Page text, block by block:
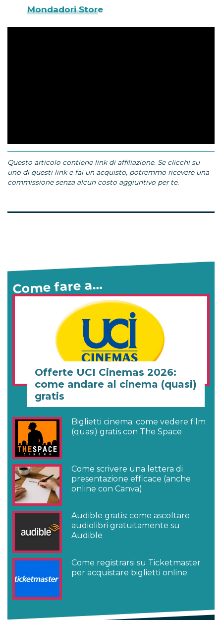
Mondadori Store
Questo articolo contiene link di affiliazione. Se clicchi su
uno di questi link e fai un acquisto, potremmo ricevere una
commissione senza alcun costo aggiuntivo per te.
Come fare a…
Offerte UCI Cinemas 2026:
come andare al cinema (quasi)
gratis
Biglietti cinema: come vedere film
(quasi) gratis con The Space
Come scrivere una lettera di
presentazione efficace (anche
online con Canva)
Audible gratis: come ascoltare
audiolibri gratuitamente su
Audible
Come registrarsi su Ticketmaster
per acquistare biglietti online